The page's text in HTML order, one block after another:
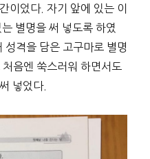
이었다. 자기 앞에 있는 이
별명을 써 넣도록 하였
성격을 담은 고구마로 별명
음엔 쑥스러워 하면서도
넣었다.